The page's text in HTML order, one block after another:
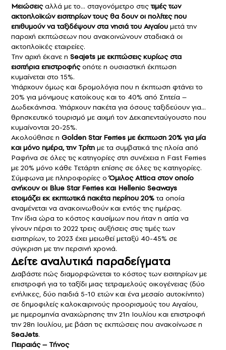
Μειώσεις αλλά με το… σταγονόμετρο στιςτιμές των
ακτοπλοϊκών εισιτηρίωντους θα δουν οι πολίτες που
επιθυμούν να ταξιδέψουν στα νησιά του Αιγαίου μετά την
παροχή εκπτώσεων που ανακοινώνουν σταδιακά οι
ακτοπλοϊκές εταιρείες.
Την αρχή έκανε η Seajets με εκπτώσεις κυρίως στα
εισιτήρια επιστροφήςοπότε η ουσιαστική έκπτωση
κυμαίνεται στο 15%.
Υπάρχουν όμως και δρομολόγια που η έκπτωση φτάνει το
20% για μόνιμους κατοίκους και το 40% από Σητεία –
Δωδεκάνησα. Υπάρχουν πακέτα για όσους ταξιδεύουν για…
θρησκευτικό τουρισμό με αιχμή τον Δεκαπενταύγουστο που
κυμαίνονται 20-25%.
Ακολούθησε η Golden Star Ferries μεέκπτωση 20% για μία
και μόνο ημέρα, την Τρίτη με τα συμβατικά της πλοία από
Ραφήνα σε όλες τις κατηγορίες στη συνέχεια η Fast Ferries
με 20% μόνο κάθε Τετάρτη επίσης σε όλες τις κατηγορίες.
Σύμφωνα με πληροφορίες οΌμιλος Attica στον οποίο
ανήκουν οι Blue Star Ferries και Hellenic Seaways
ετοιμάζει εκ εκπτωτικά πακέτα περίπου 20%τα οποία
αναμένεται να ανακοινωθούν και εντός της ημέρας.
Την ίδια ώρα το κόστος καυσίμων που ήταν η αιτία να
γίνουν πέρσι το 2022 τρεις αυξήσεις στις τιμές των
εισιτηρίων, το 2023 έχει μειωθεί μεταξύ 40-45% σε
σύγκριση με την περσινή χρονιά.
Δείτε αναλυτικά παραδείγματα
Διαβάστε πώς διαμορφώνεται το κόστος των εισιτηρίων με
επιστροφή για το ταξίδι μιας τετραμελούς οικογένειας (δύο
ενήλικες, δύο παιδιά 5-10 ετών και ένα μεσαίο αυτοκίνητο)
σε δημοφιλείς καλοκαιρινούς προορισμούς του Αιγαίου,
με ημερομηνία αναχώρησης την 21η Ιουλίου και επιστροφή
την 28η Ιουλίου, με βάση τις εκπτώσεις που ανακοίνωσε η
SeaJets.
Πειραιάς – Τήνος